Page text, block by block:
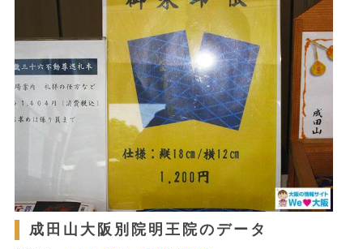
成田山大阪別院明王院のデータ